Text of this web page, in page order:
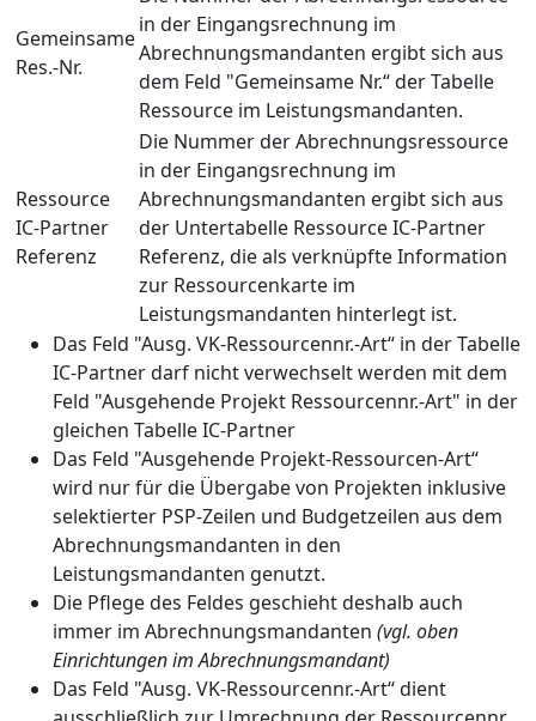
Gemeinsame
Res.-Nr.
in der Eingangsrechnung im
Abrechnungsmandanten ergibt sich aus
dem Feld "Gemeinsame Nr.“ der Tabelle
Ressource im Leistungsmandanten.
Ressource
IC-Partner
Referenz
Die Nummer der Abrechnungsressource
in der Eingangsrechnung im
Abrechnungsmandanten ergibt sich aus
der Untertabelle Ressource IC-Partner
Referenz, die als verknüpfte Information
zur Ressourcenkarte im
Leistungsmandanten hinterlegt ist.
Das Feld "Ausg. VK-Ressourcennr.-Art“ in der Tabelle
IC-Partner darf nicht verwechselt werden mit dem
Feld "Ausgehende Projekt Ressourcennr.-Art" in der
gleichen Tabelle IC-Partner
Das Feld "Ausgehende Projekt-Ressourcen-Art“
wird nur für die Übergabe von Projekten inklusive
selektierter PSP-Zeilen und Budgetzeilen aus dem
Abrechnungsmandanten in den
Leistungsmandanten genutzt.
Die Pflege des Feldes geschieht deshalb auch
immer im Abrechnungsmandanten (vgl. oben
Einrichtungen im Abrechnungsmandant)
Das Feld "Ausg. VK-Ressourcennr.-Art“ dient